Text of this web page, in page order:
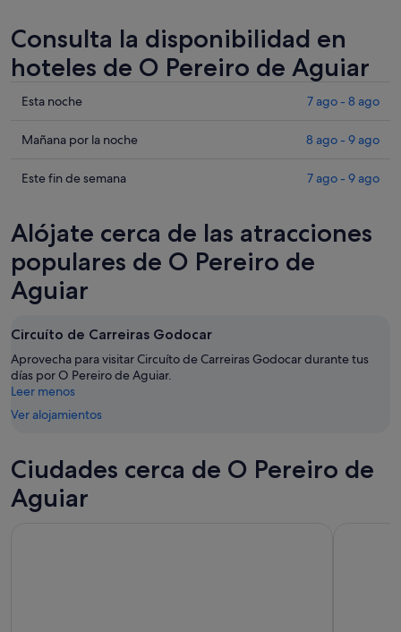
Consulta la disponibilidad en
hoteles de O Pereiro de Aguiar
Comprueba
precios
O
Aguiar
para
esta
noche,
ago
-
8
ago
Esta noche 7 ago - 8 ago
Comprueba
precios
Pereiro
Aguiar
para
mañana
por
noche,
8
-
ago
Mañana por la noche 8 ago - 9 ago
Comprueba
en
O
Pereiro
de
Aguiar
para
fin
de
7
-
9
ago
Este fin de semana 7 ago - 9 ago
Alójate cerca de las atracciones
populares de O Pereiro de
Aguiar
Circuíto de Carreiras Godocar
Aprovecha para visitar Circuíto de Carreiras Godocar durante tus
días por O Pereiro de Aguiar.
Leer menos
Ver alojamientos
Ciudades cerca de O Pereiro de
Aguiar